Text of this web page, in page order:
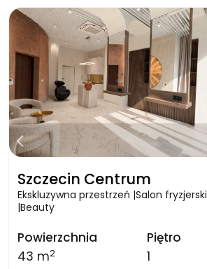
Szczecin Centrum
Ekskluzywna przestrzeń |Salon fryzjerski
|Beauty
Powierzchnia
43 m2
Piętro
1